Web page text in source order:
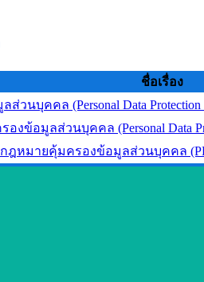
ชื่อเรื่อง
วนบุคคล (Personal Data
งข้อมูลส่วนบุคคล (Personal Data
มายคุ้มครองข้อมูลส่วนบุคคล